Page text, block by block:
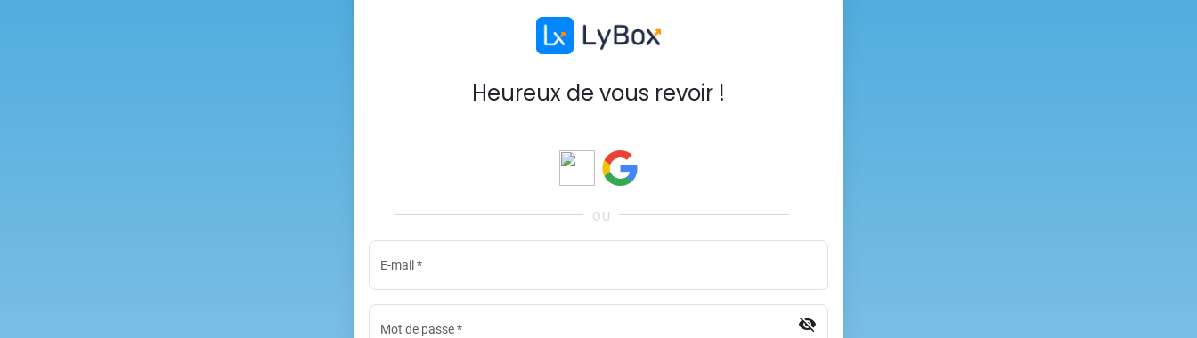
Heureux de vous revoir !
E-mail *
Mot de passe* visibility_off